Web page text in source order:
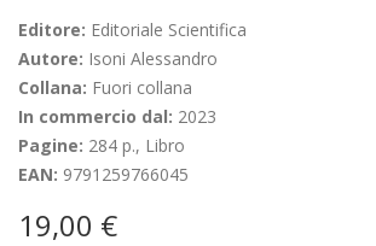
Editore: Editoriale Scientifica
Autore: Isoni Alessandro
Collana: Fuori collana
In commercio dal: 2023
Pagine: 284 p., Libro
EAN: 9791259766045
19,00 €